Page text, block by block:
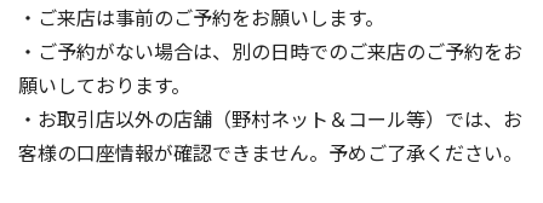
・ご来店は事前のご予約をお願いします。
・ご予約がない場合は、別の日時でのご来店のご予約をお
願いしております。
・お取引店以外の店舗（野村ネット＆コール等）では、お
客様の口座情報が確認できません。予めご了承ください。